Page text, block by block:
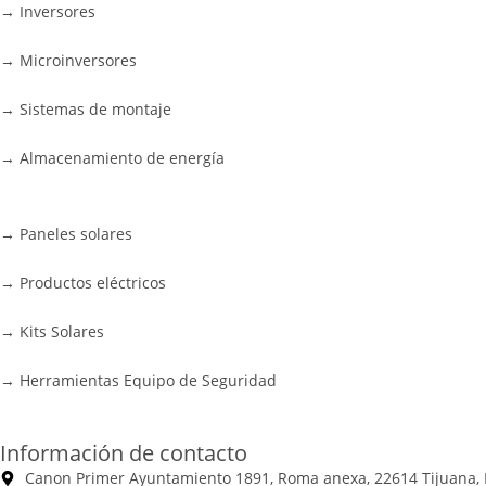
→ Inversores
→ Microinversores
→ Sistemas de montaje
→ Almacenamiento de energía
→ Paneles solares
→ Productos eléctricos
→ Kits Solares
→ Herramientas Equipo de Seguridad
Información de contacto
Canon Primer Ayuntamiento 1891, Roma anexa, 22614 Tijuana,